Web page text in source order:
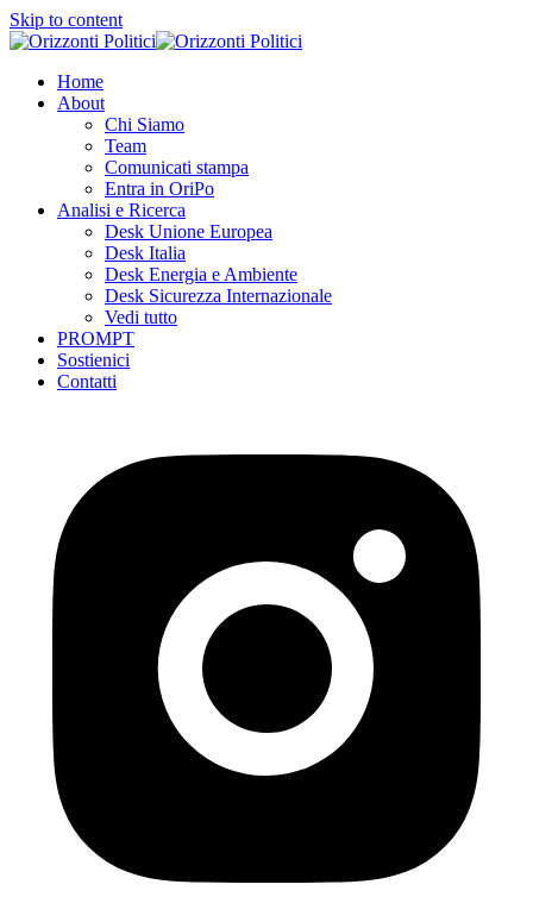
Skip to content
Home
About
Chi Siamo
Team
Comunicati stampa
Entra in OriPo
Analisi e Ricerca
Desk Unione Europea
Desk Italia
Desk Energia e Ambiente
Desk Sicurezza Internazionale
Vedi tutto
PROMPT
Sostienici
Contatti